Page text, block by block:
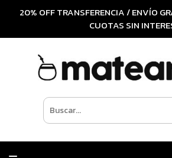
20% OFF TRANSFERENCIA / ENVÍO
CUOTAS SIN